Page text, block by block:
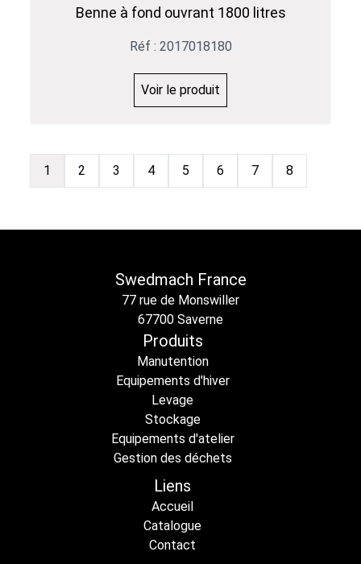
Benne à fond ouvrant 1800 litres
Réf : 2017018180
Voir le produit
1 2 3 4 5 6 7 8
Swedmach France
77 rue de Monswiller
67700 Saverne
Produits
Manutention
Equipements d'hiver
Levage
Stockage
Equipements d'atelier
Gestion des déchets
Liens
Accueil
Catalogue
Contact